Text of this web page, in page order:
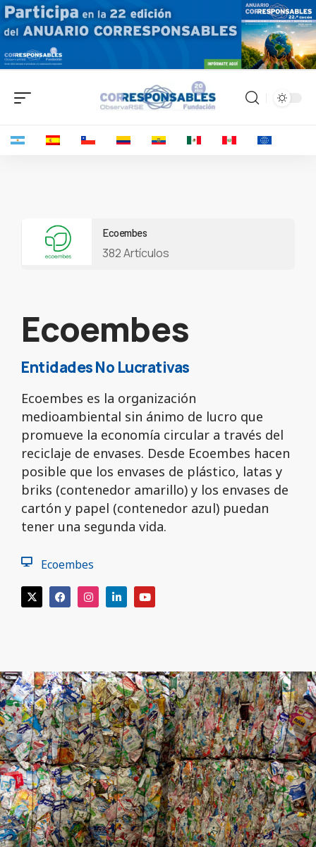
Ecoembes
382 Artículos
Ecoembes
Entidades No Lucrativas
Ecoembes es la organización
medioambiental sin ánimo de lucro que
promueve la economía circular a través del
reciclaje de envases. Desde Ecoembes hacen
posible que los envases de plástico, latas y
briks (contenedor amarillo) y los envases de
cartón y papel (contenedor azul) puedan
tener una segunda vida.
Ecoembes